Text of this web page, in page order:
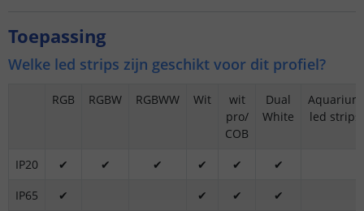
Toepassing
Welke led strips zijn geschikt voor dit profiel?
RGB RGBW RGBWW Wit
wit
pro/
COB
Dual
White
Aquarium
led strips
IP20 ✔ ✔ ✔ ✔ ✔
✔
IP65
✔ ✔ ✔ ✔